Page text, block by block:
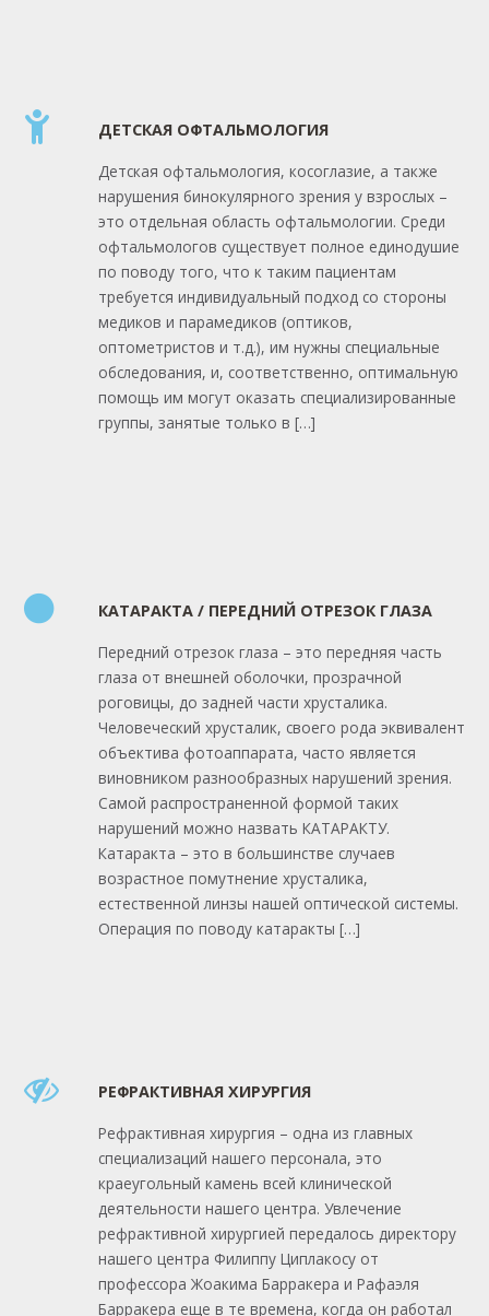
ДЕТСКАЯ ОФТАЛЬМОЛОГИЯ
Детская офтальмология, косоглазие, а также
нарушения бинокулярного зрения у взрослых –
это отдельная область офтальмологии. Среди
офтальмологов существует полное единодушие
по поводу того, что к таким пациентам
требуется индивидуальный подход со стороны
медиков и парамедиков (оптиков,
оптометристов и т.д.), им нужны специальные
обследования, и, соответственно, оптимальную
помощь им могут оказать специализированные
группы, занятые только в […]
КАТАРАКТА / ПЕРЕДНИЙ ОТРЕЗОК ГЛАЗА
Передний отрезок глаза – это передняя часть
глаза от внешней оболочки, прозрачной
роговицы, до задней части хрусталика.
Человеческий хрусталик, своего рода эквивалент
объектива фотоаппарата, часто является
виновником разнообразных нарушений зрения.
Самой распространенной формой таких
нарушений можно назвать КАТАРАКТУ.
Катаракта – это в большинстве случаев
возрастное помутнение хрусталика,
естественной линзы нашей оптической системы.
Операция по поводу катаракты […]
РЕФРАКТИВНАЯ ХИРУРГИЯ
Рефрактивная хирургия – одна из главных
специализаций нашего персонала, это
краеугольный камень всей клинической
деятельности нашего центра. Увлечение
рефрактивной хирургией передалось директору
нашего центра Филиппу Циплакосу от
профессора Жоакима Барракера и Рафаэля
Барракера еще в те времена, когда он работал